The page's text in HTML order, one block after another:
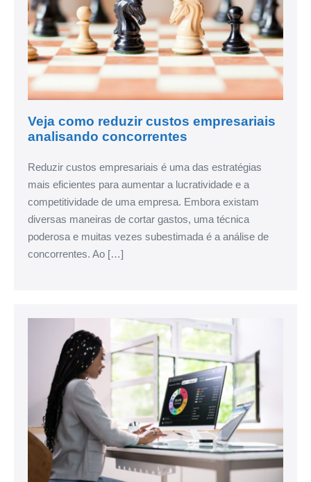
Veja como reduzir custos empresariais
analisando concorrentes
Reduzir custos empresariais é uma das estratégias
mais eficientes para aumentar a lucratividade e a
competitividade de uma empresa. Embora existam
diversas maneiras de cortar gastos, uma técnica
poderosa e muitas vezes subestimada é a análise de
concorrentes. Ao […]